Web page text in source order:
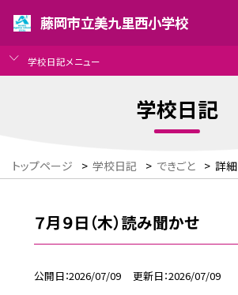
藤岡市立美九里西小学校
学校日記メニュー
学校日記
トップページ > 学校日記 > できごと > 詳細
７月９日（木）読み聞かせ
公開日 2026/07/09 更新日 2026/07/09